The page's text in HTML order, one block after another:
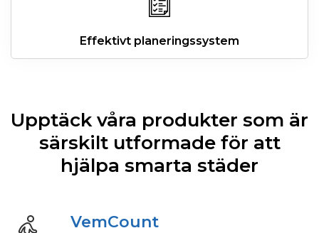
Effektivt planeringssystem
Upptäck våra produkter som är
särskilt utformade för att
hjälpa smarta städer
VemCount